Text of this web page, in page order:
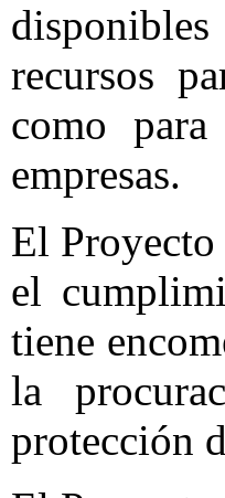
recursos
como
empresas.
El Proyecto
el
tiene
la
protección